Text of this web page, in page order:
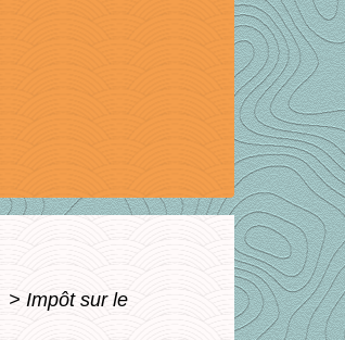
> Impôt sur le